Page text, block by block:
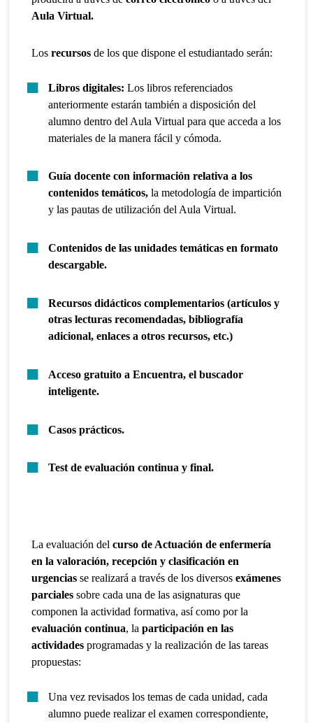
Aula Virtual.
Losrecursos de los que dispone el estudiantado serán:
Libros digitales:Los libros referenciados
anteriormente estarán también a disposición del
alumno dentro del Aula Virtual para que acceda a los
materiales de la manera fácil y cómoda.
Guía docente con información relativa a los
contenidos temáticos, la metodología de impartición
y las pautas de utilización del Aula Virtual.
Contenidos de las unidades temáticas en formato
descargable.
Recursos didácticos complementarios (artículos y
otras lecturas recomendadas, bibliografía
adicional, enlaces a otros recursos, etc.)
Acceso gratuito a Encuentra, el buscador
inteligente.
Casos prácticos.
Test de evaluación continua y final.
La evaluación delcurso de Actuación de enfermería
en la valoración, recepción y clasificación en
urgencias se realizará a través de los diversosexámenes
parciales sobre cada una de las asignaturas que
componen la actividad formativa, así como por la
evaluación continua, laparticipación en las
actividades programadas y la realización de las tareas
propuestas:
Una vez revisados los temas de cada unidad, cada
alumno puede realizar el examen correspondiente,